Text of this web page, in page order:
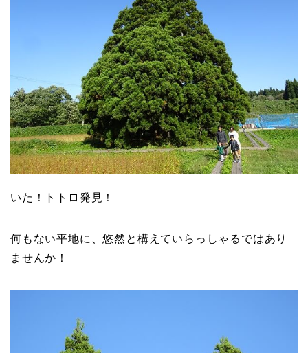
いた！トトロ発見！
何もない平地に、悠然と構えていらっしゃるではあり
ませんか！